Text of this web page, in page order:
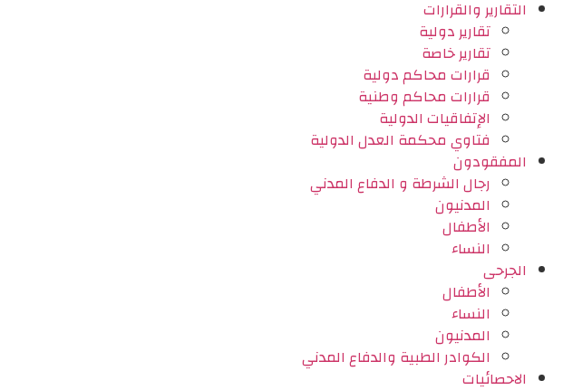
التقارير والقرارات
تقارير دولية
تقارير خاصة
قرارات محاكم دولية
قرارات محاكم وطنية
الإتفاقيات الدولية
فتاوي محكمة العدل الدولية
المفقودون
رجال الشرطة و الدفاع المدني
المدنيون
الأطفال
النساء
الجرحى
الأطفال
النساء
المدنيون
الكوادر الطبية والدفاع المدني
الاحصائيات